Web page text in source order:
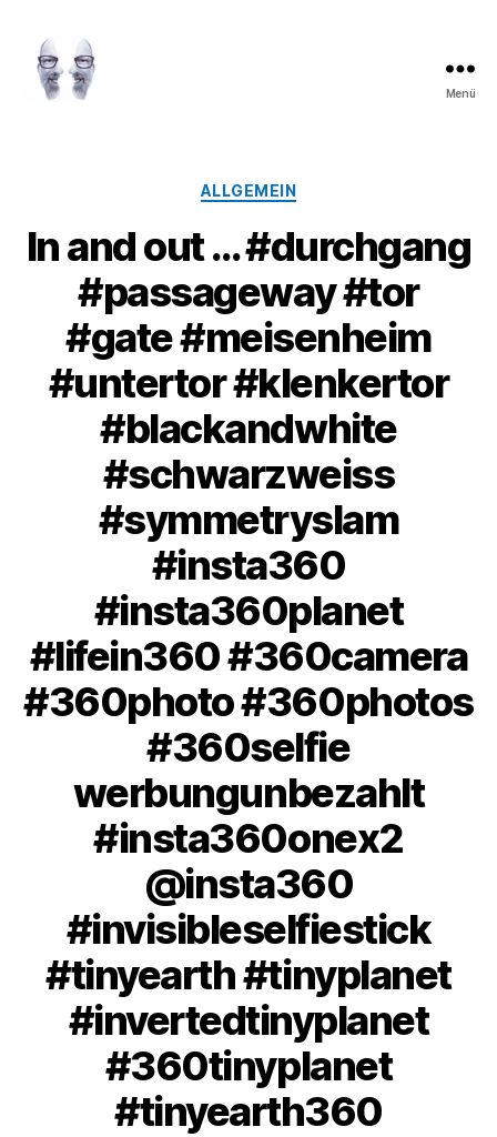
Menü
Kategorien
ALLGEMEIN
In and out … #durchgang
#passageway #tor
#gate #meisenheim
#untertor #klenkertor
#blackandwhite
#schwarzweiss
#symmetryslam
#insta360
#insta360planet
#lifein360 #360camera
#360photo #360photos
#360selfie
werbungunbezahlt
#insta360onex2
@insta360
#invisibleselfiestick
#tinyearth #tinyplanet
#invertedtinyplanet
#360tinyplanet
#tinyearth360